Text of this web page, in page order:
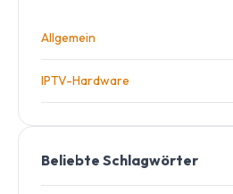
Allgemein
IPTV-Hardware
Beliebte Schlagwörter